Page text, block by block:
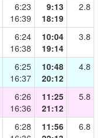
6:23
16:39
9:13
18:19
2.8
6:24
16:38
10:04
19:14
3.8
6:25
16:37
10:48
20:12
4.8
6:26
16:36
11:25
21:12
5.8
6:28
11:56
6.8